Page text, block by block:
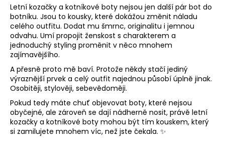
Letní kozačky a kotníkové boty nejsou jen další pár bot do
botníku. Jsou to kousky, které dokážou změnit náladu
celého outfitu. Dodat mu šmrnc, originalitu i jemnou
odvahu. Umí propojit ženskost s charakterem a
jednoduchý styling proměnit v něco mnohem
zajímavějšího.
A přesně proto mě baví. Protože někdy stačí jediný
výraznější prvek a celý outfit najednou působí úplně jinak.
Osobitěji, stylověji, sebevědoměji.
Pokud tedy máte chuť objevovat boty, které nejsou
obyčejné, ale zároveň se dají nádherně nosit, právě letní
kozačky a kotníkové boty mohou být tím kouskem, který
si zamilujete mnohem víc, než jste čekala. ✨